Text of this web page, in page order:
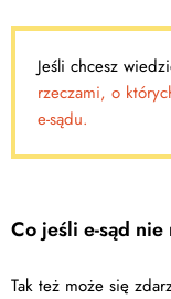
Jeśli chcesz
rzeczami, o
e-sądu.
Co jeśli e-sąd
Tak też może się